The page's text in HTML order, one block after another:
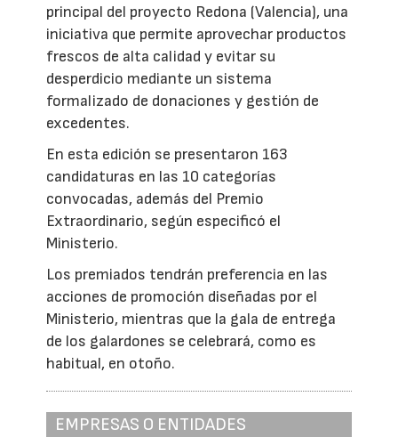
principal del proyecto Redona (Valencia), una
iniciativa que permite aprovechar productos
frescos de alta calidad y evitar su
desperdicio mediante un sistema
formalizado de donaciones y gestión de
excedentes.
En esta edición se presentaron 163
candidaturas en las 10 categorías
convocadas, además del Premio
Extraordinario, según especificó el
Ministerio.
Los premiados tendrán preferencia en las
acciones de promoción diseñadas por el
Ministerio, mientras que la gala de entrega
de los galardones se celebrará, como es
habitual, en otoño.
EMPRESAS O ENTIDADES